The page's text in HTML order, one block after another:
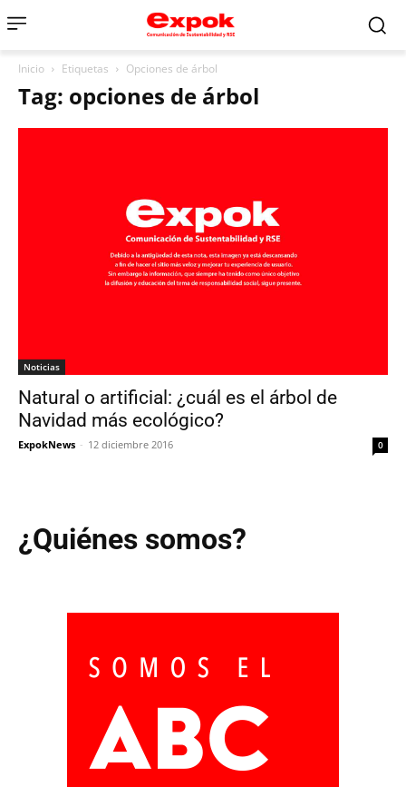
Inicio Etiquetas Opciones de árbol
Tag: opciones de árbol
Noticias
Natural o artificial: ¿cuál es el árbol de
Navidad más ecológico?
ExpokNews - 12 diciembre 2016 0
¿Quiénes somos?